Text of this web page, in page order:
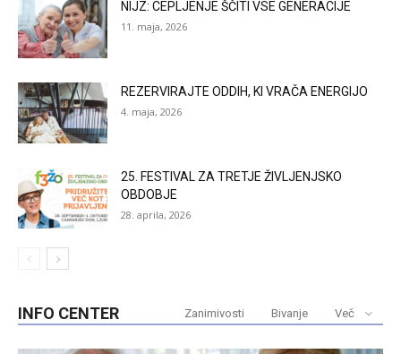
NIJZ: CEPLJENJE ŠČITI VSE GENERACIJE
11. maja, 2026
REZERVIRAJTE ODDIH, KI VRAČA ENERGIJO
4. maja, 2026
25. FESTIVAL ZA TRETJE ŽIVLJENJSKO
OBDOBJE
28. aprila, 2026
INFO CENTER Zanimivosti Bivanje Več